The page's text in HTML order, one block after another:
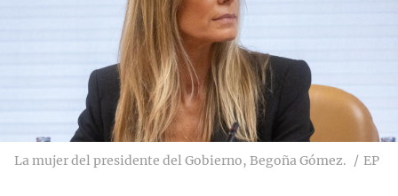
La mujer del presidente del Gobierno, Begoña Gómez. EP